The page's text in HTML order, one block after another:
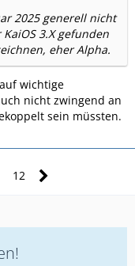
2025 generell nicht
3.X gefunden
eher Alpha.
wichtige
nicht zwingend an
sein müssten.
12